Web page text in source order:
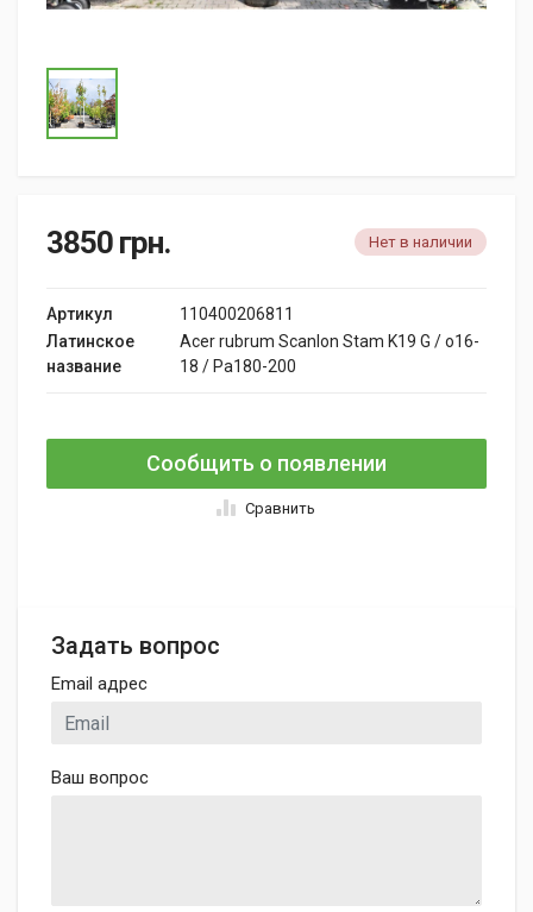
3850 грн. Нет в наличии
Артикул
110400206811
Латинское
название
Acer rubrum Scanlon Stam K19 G / o16-
18 / Pa180-200
Сообщить о появлении
Сравнить
Задать вопрос
Email адрес
Ваш вопрос